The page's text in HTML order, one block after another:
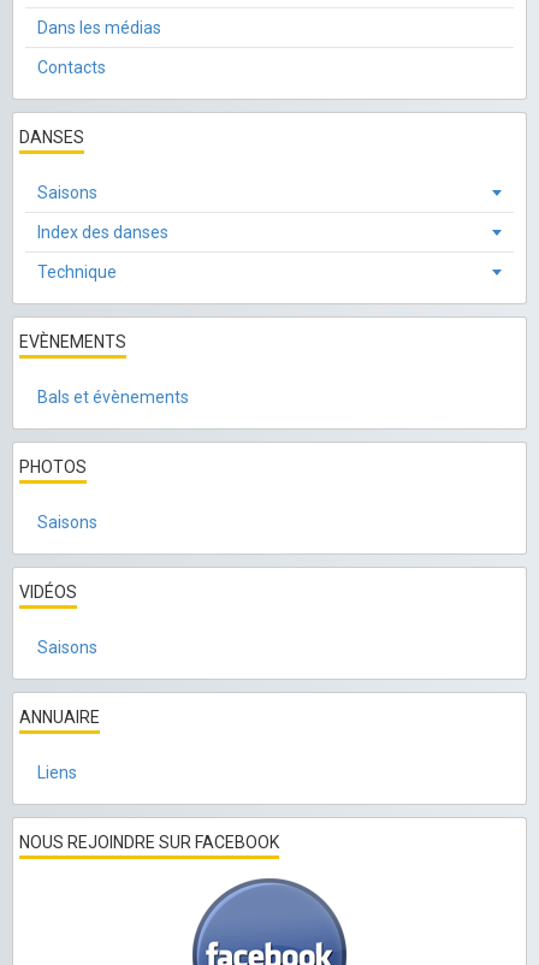
Dans les médias
Contacts
DANSES
Saisons
Index des danses
Technique
EVÈNEMENTS
Bals et évènements
PHOTOS
Saisons
VIDÉOS
Saisons
ANNUAIRE
Liens
NOUS REJOINDRE SUR FACEBOOK